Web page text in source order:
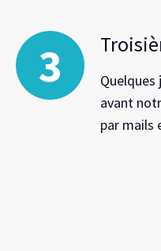
Quelques
avant
par mails